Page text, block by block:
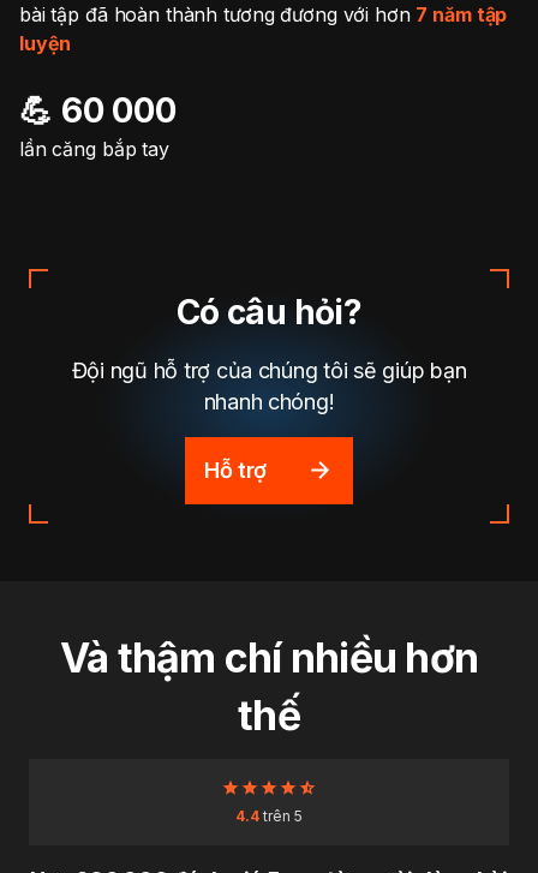
bài tập đã hoàn thành tương đương với hơn 7 năm tập
luyện
💪 60 000
lần căng bắp tay
Có câu hỏi?
Đội ngũ hỗ trợ của chúng tôi sẽ giúp bạn
nhanh chóng!
Hỗ trợ
Và thậm chí nhiều hơn
thế
4.4trên 5